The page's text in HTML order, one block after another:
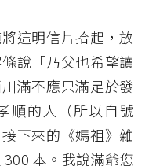
這明信片拾起，放
說「乃父也希望讀
滿不應只滿足於發
順的人（所以自號
下來的《媽祖》雜
本。我說滿爺您